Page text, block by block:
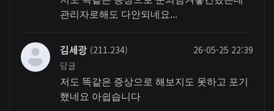
관리자로해도 다안되네요...
김세광 (211.234)
26-05-25 22:39
답글
저도 똑같은 증상으로 해보지도 못하고 포기
했네요 아쉽습니다